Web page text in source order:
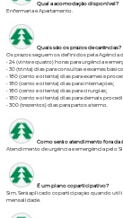
Qual a acomodação disponível?
Enfermaria e Apartamento.
Quais são os prazos de carências?
Os prazos seguem os definidos pela Agência
• 24 (vinte e quatro) horas para urgência e
• 30 (trinta) dias para consultas e exames
• 180 (cento e oitenta) dias para exames e
• 180 (cento e oitenta) dias para internações;
• 180 (cento e oitenta) dias para cirurgias;
• 180 (cento e oitenta) dias para demais
• 300 (trezentos) dias para partos a termo.
Como será o atendimento fora da
Atendimento de urgência e emergência pelo
É um plano coparticipativo?
Sim. Será aplicado coparticipação quando
mensalidade.